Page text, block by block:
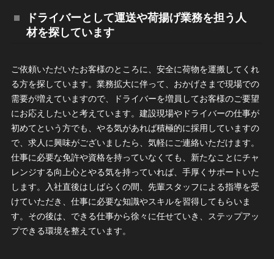
ドライバーとして運送や荷揚げ業務を担う人
材を探しています
ご依頼いただいたお客様のところに、安全に荷物を運搬してくれ
る方を探しています。業務拡大に伴って、おかげさまで現場での
需要が増えていますので、ドライバーを増員してお客様のご要望
にお応えしたいと考えています。建設現場やドライバーの仕事が
初めてという方でも、やる気があれば積極的に採用していますの
で、求人に興味がございましたら、気軽にご連絡いただけます。
仕事に必要な免許や資格を持っていなくても、新たなことにチャ
レンジする向上心とやる気を持っていれば、手厚くサポートいた
します。入社直後はしばらくの間、先輩スタッフによる指導を受
けていただき、仕事に必要な知識やスキルを習得してもらいま
す。その後は、できる仕事から徐々に任せていき、ステップアッ
プできる環境を整えています。